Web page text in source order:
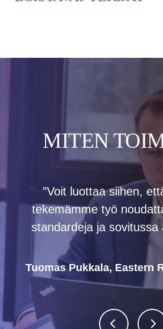
MITEN
”Voit luottaa siihen,
tekemämme työ
standardeja ja sovitussa
Tuomas Pukkala, Eastern